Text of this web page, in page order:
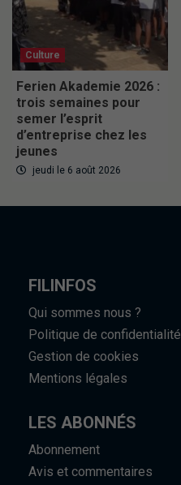
Culture
Ferien Akademie 2026 :
trois semaines pour
semer l’esprit
d’entreprise chez les
jeunes
jeudi le 6 août 2026
FILINFOS
Qui sommes nous ?
Politique de confidentialité
Gestion de cookies
Mentions légales
LES ABONNÉS
Abonnement
Avis et commentaires